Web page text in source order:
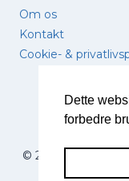
Om os
Kontakt
Cookie- &
© 2026
Dette
forbedre